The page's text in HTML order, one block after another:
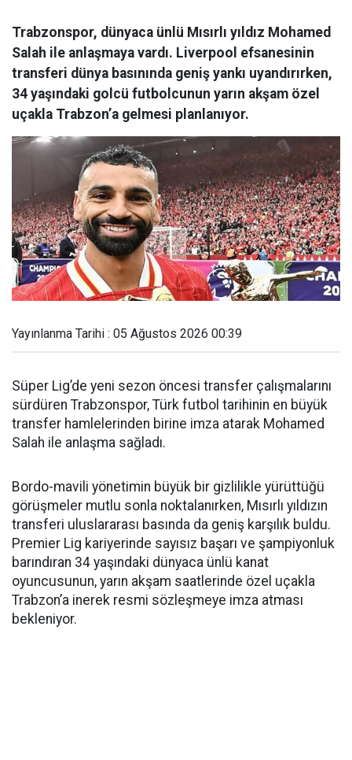
Trabzonspor, dünyaca ünlü Mısırlı yıldız Mohamed
Salah ile anlaşmaya vardı. Liverpool efsanesinin
transferi dünya basınında geniş yankı uyandırırken,
34 yaşındaki golcü futbolcunun yarın akşam özel
uçakla Trabzon’a gelmesi planlanıyor.
Yayınlanma Tarihi : 05 Ağustos 2026 00:39
Süper Lig’de yeni sezon öncesi transfer çalışmalarını
sürdüren Trabzonspor, Türk futbol tarihinin en büyük
transfer hamlelerinden birine imza atarak Mohamed
Salah ile anlaşma sağladı.
Bordo-mavili yönetimin büyük bir gizlilikle yürüttüğü
görüşmeler mutlu sonla noktalanırken, Mısırlı yıldızın
transferi uluslararası basında da geniş karşılık buldu.
Premier Lig kariyerinde sayısız başarı ve şampiyonluk
barındıran 34 yaşındaki dünyaca ünlü kanat
oyuncusunun, yarın akşam saatlerinde özel uçakla
Trabzon’a inerek resmi sözleşmeye imza atması
bekleniyor.